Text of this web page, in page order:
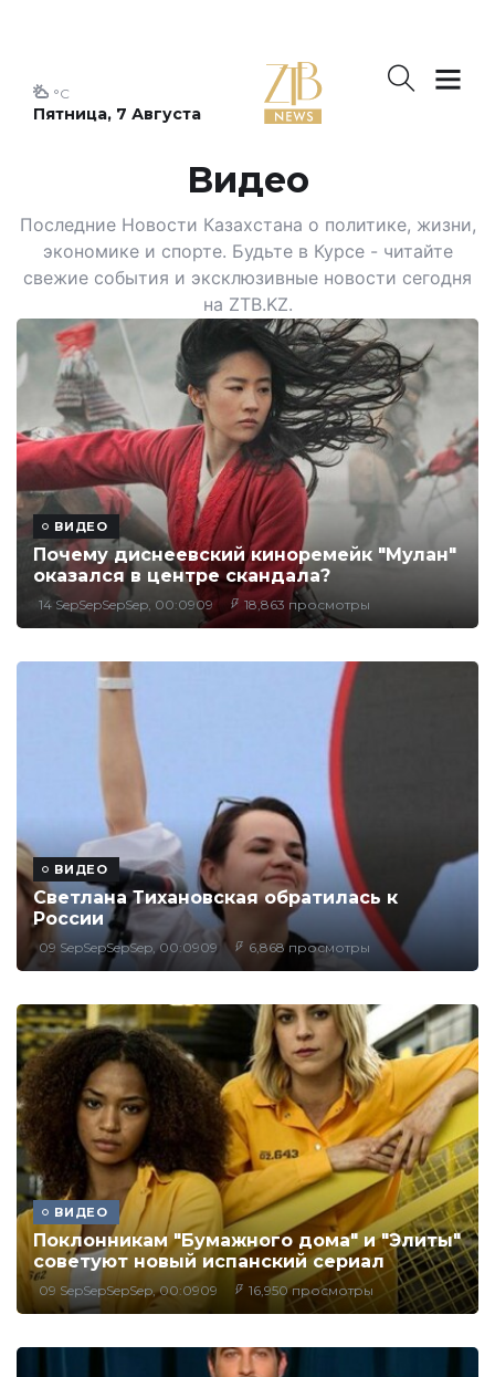
Пятница, 7 Августа
°C
Видео
Последние Новости Казахстана о политике, жизни,
экономике и спорте. Будьте в Курсе - читайте
свежие события и эксклюзивные новости сегодня
на ZTB.KZ.
ВИДЕО
Почему диснеевский киноремейк "Мулан"
оказался в центре скандала?
14 SepSepSepSep, 00:0909 18,863 просмотры
ВИДЕО
Светлана Тихановская обратилась к
России
09 SepSepSepSep, 00:0909 6,868 просмотры
ВИДЕО
Поклонникам "Бумажного дома" и "Элиты"
советуют новый испанский сериал
09 SepSepSepSep, 00:0909 16,950 просмотры